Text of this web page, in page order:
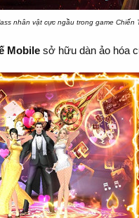
nhân vật cực ngầu trong game Chiến
Mobile sở hữu dàn ảo hóa